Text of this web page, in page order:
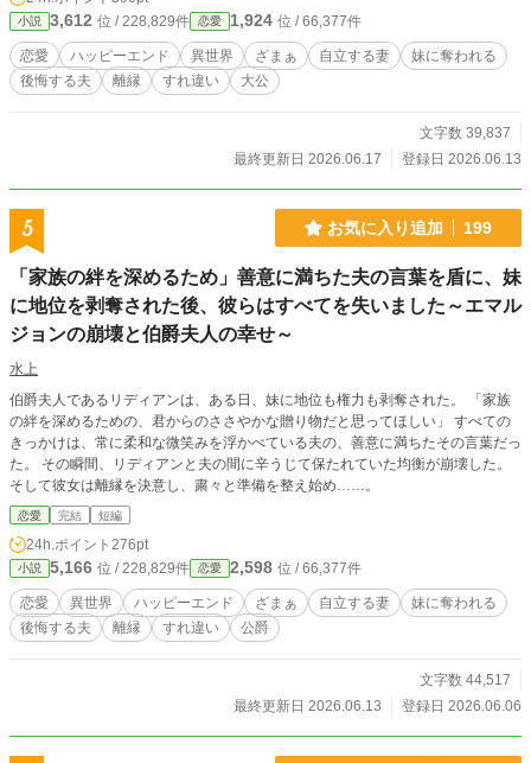
小説 3,612 位 / 228,829件 恋愛 1,924 位 / 66,377件
恋愛 ハッピーエンド 異世界 ざまぁ 自立する妻
妹に奪われる
後悔する夫
離縁 すれ違い 大公
文字数 39,837
最終更新日 2026.06.17
登録日 2026.06.13
5 お気に入り追加 199
「家族の絆を深めるため」善意に満ちた夫の言葉を盾に、妹
に地位を剥奪された後、彼らはすべてを失いました～エマル
ジョンの崩壊と伯爵夫人の幸せ～
水上
伯爵夫人であるリディアンは、ある日、妹に地位も権力も剥奪された。 「家族
の絆を深めるための、君からのささやかな贈り物だと思ってほしい」 すべての
きっかけは、常に柔和な微笑みを浮かべている夫の、善意に満ちたその言葉だっ
た。 その瞬間、リディアンと夫の間に辛うじて保たれていた均衡が崩壊した。
そして彼女は離縁を決意し、粛々と準備を整え始め……。
恋愛 完結 短編
24h.ポイント 276pt
小説 5,166 位 / 228,829件 恋愛 2,598 位 / 66,377件
恋愛 異世界 ハッピーエンド ざまぁ 自立する妻
妹に奪われる
後悔する夫
離縁 すれ違い 公爵
文字数 44,517
最終更新日 2026.06.13
登録日 2026.06.06